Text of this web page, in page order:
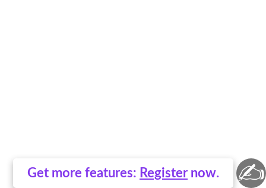
Get more features: Register now. ✍